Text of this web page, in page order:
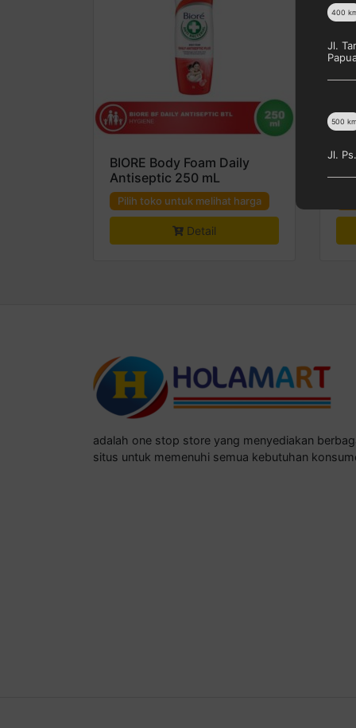
BIORE Body Foam Daily
Antiseptic 250 mL
Pilih toko untuk melihat harga
Detail
adalah one stop store yang menyediakan
situs untuk memenuhi semua kebutuhan
400
Jl.
500 km
Jl.